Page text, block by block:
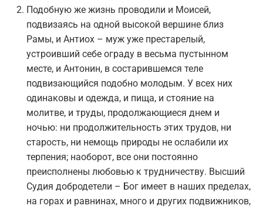
Подобную же жизнь проводили и Моисей,
подвизаясь на одной высокой вершине близ
Рамы, и Антиох – муж уже престарелый,
устроивший себе ограду в весьма пустынном
месте, и Антонин, в состарившемся теле
подвизающийся подобно молодым. У всех них
одинаковы и одежда, и пища, и стояние на
молитве, и труды, продолжающиеся днем и
ночью: ни продолжительность этих трудов, ни
старость, ни немощь природы не ослабили их
терпения; наоборот, все они постоянно
преисполнены любовью к трудничеству. Высший
Судия добродетели – Бог имеет в наших пределах,
на горах и равнинах, много и других подвижников,